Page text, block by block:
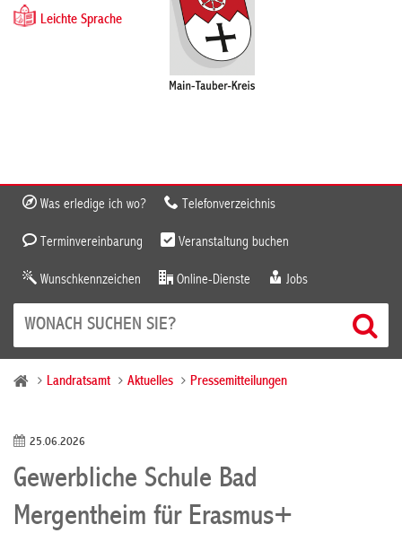
Leichte Sprache
Was erledige ich wo? Telefonverzeichnis
Terminvereinbarung Veranstaltung buchen
Wunschkennzeichen Online-Dienste Jobs
Landratsamt Aktuelles Pressemitteilungen
25.06.2026
Gewerbliche Schule Bad
Mergentheim für Erasmus+